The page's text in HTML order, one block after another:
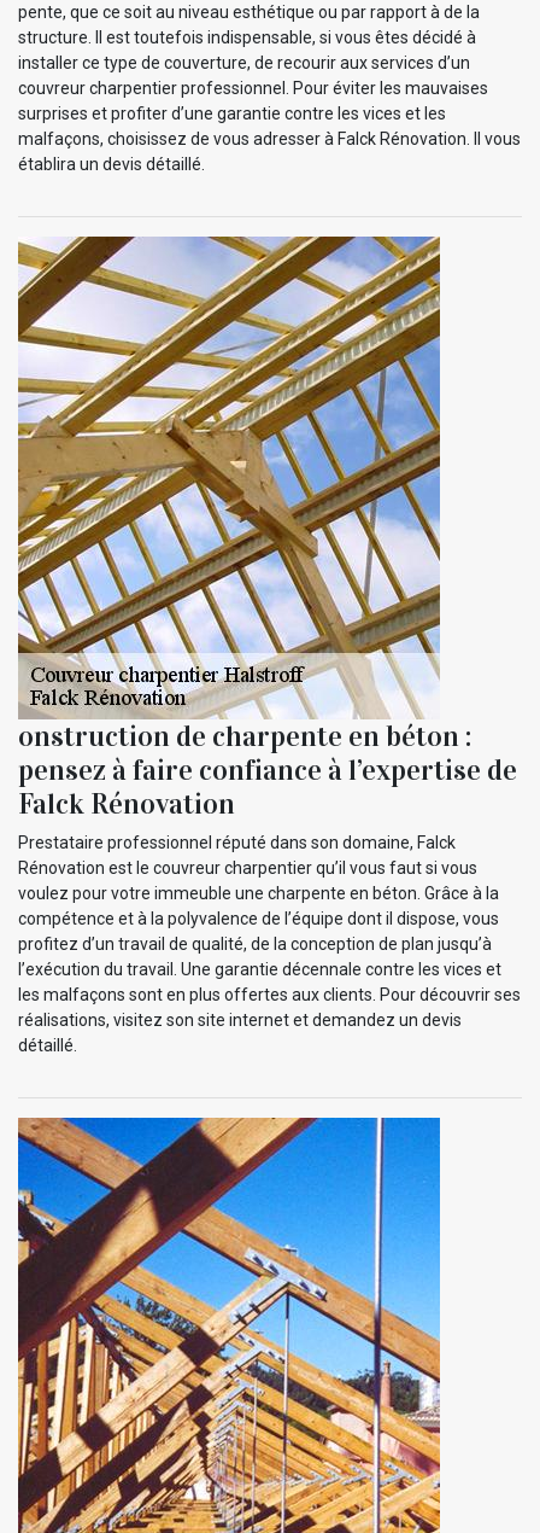
pente, que ce soit au niveau esthétique ou par rapport à de la
structure. Il est toutefois indispensable, si vous êtes décidé à
installer ce type de couverture, de recourir aux services d’un
couvreur charpentier professionnel. Pour éviter les mauvaises
surprises et profiter d’une garantie contre les vices et les
malfaçons, choisissez de vous adresser à Falck Rénovation. Il vous
établira un devis détaillé.
onstruction de charpente en béton :
pensez à faire confiance à l’expertise de
Falck Rénovation
Prestataire professionnel réputé dans son domaine, Falck
Rénovation est le couvreur charpentier qu’il vous faut si vous
voulez pour votre immeuble une charpente en béton. Grâce à la
compétence et à la polyvalence de l’équipe dont il dispose, vous
profitez d’un travail de qualité, de la conception de plan jusqu’à
l’exécution du travail. Une garantie décennale contre les vices et
les malfaçons sont en plus offertes aux clients. Pour découvrir ses
réalisations, visitez son site internet et demandez un devis
détaillé.